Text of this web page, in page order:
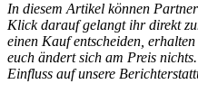
In diesem Artikel können
Klick darauf gelangt ihr direkt
einen Kauf entscheiden,
euch ändert sich am Preis
Einfluss auf unsere